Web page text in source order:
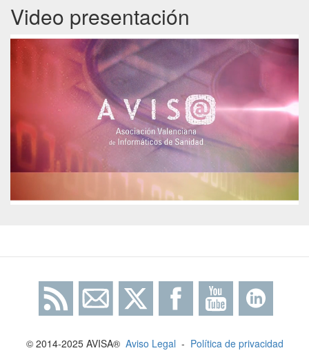
Video presentación
© 2014-2025 AVISA® Aviso Legal - Política de privacidad